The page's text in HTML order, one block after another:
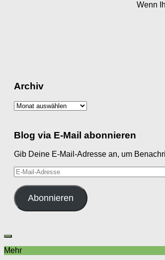
Wenn
Archiv
Archiv
Blog via E-Mail abonnieren
Gib Deine E-Mail-Adresse an, um
E-
Mail-
Adresse
Abonnieren
Mehr